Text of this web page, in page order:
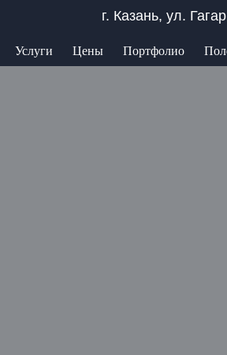
г. Казань, ул.
Услуги Цены Портфолио